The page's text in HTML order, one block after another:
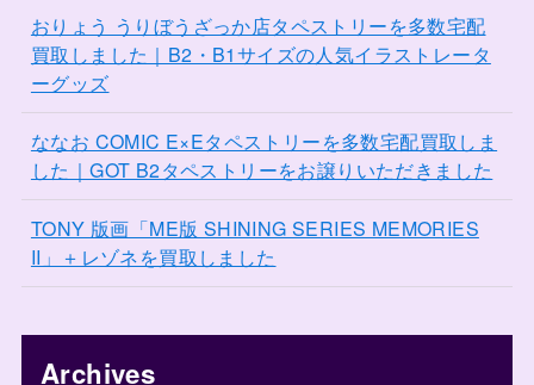
おりょう うりぼうざっか店タペストリーを多数宅配
買取しました｜B2・B1サイズの人気イラストレータ
ーグッズ
ななお COMIC E×Eタペストリーを多数宅配買取しま
した｜GOT B2タペストリーをお譲りいただきました
TONY 版画「ME版 SHINING SERIES MEMORIES
II」＋レゾネを買取しました
Archives